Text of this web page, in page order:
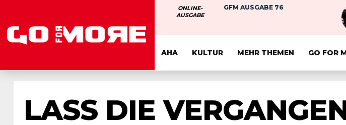
ONLINE-
AUSGABE
GFM AUSGABE 76
AHA KULTUR MEHR THEMEN GO FOR
LASS DIE